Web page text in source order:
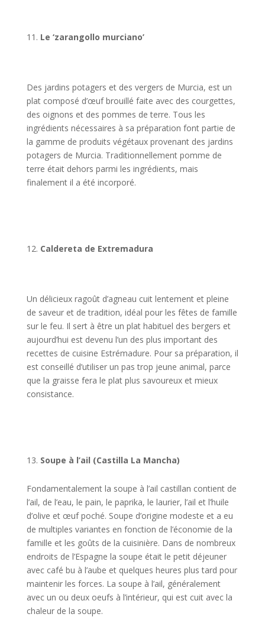
Le ‘zarangollo murciano’
Des jardins potagers et des vergers de Murcia, est un
plat composé d’œuf brouillé faite avec des courgettes,
des oignons et des pommes de terre. Tous les
ingrédients nécessaires à sa préparation font partie de
la gamme de produits végétaux provenant des jardins
potagers de Murcia. Traditionnellement pomme de
terre était dehors parmi les ingrédients, mais
finalement il a été incorporé.
Caldereta de Extremadura
Un délicieux ragoût d’agneau cuit lentement et pleine
de saveur et de tradition, idéal pour les fêtes de famille
sur le feu. Il sert à être un plat habituel des bergers et
aujourd’hui est devenu l’un des plus important des
recettes de cuisine Estrémadure. Pour sa préparation, il
est conseillé d’utiliser un pas trop jeune animal, parce
que la graisse fera le plat plus savoureux et mieux
consistance.
Soupe à l’ail (Castilla La Mancha)
Fondamentalement la soupe à l’ail castillan contient de
l’ail, de l’eau, le pain, le paprika, le laurier, l’ail et l’huile
d’olive et œuf poché. Soupe d’origine modeste et a eu
de multiples variantes en fonction de l’économie de la
famille et les goûts de la cuisinière. Dans de nombreux
endroits de l’Espagne la soupe était le petit déjeuner
avec café bu à l’aube et quelques heures plus tard pour
maintenir les forces. La soupe à l’ail, généralement
avec un ou deux oeufs à l’intérieur, qui est cuit avec la
chaleur de la soupe.